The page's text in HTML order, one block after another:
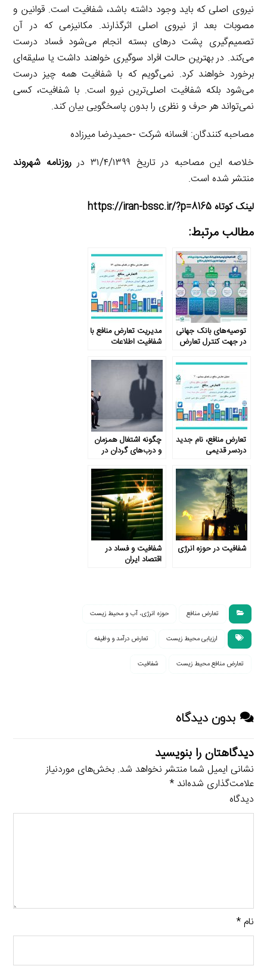
نیروی اصلی که باید وجود داشته باشد، شفافیت است. قوانین و
مصوبات بعد از نیروی اصلی اثرگذارند. مکانیزمی که در آن
تصمیم‌گیری پشت درهای بسته انجام می‌شود فساد درست
می‌کند. در بهترین حالت افراد سوگیری خواهند داشت یا سلیقه‌ای
برخورد خواهند کرد. نمی‌گویم که با شفافیت همه چیز درست
می‌شود بلکه شفافیت اصلی‌ترین نیرو است. با شفافیت، کسی
نمی‌تواند هر حرف و نظری را بدون پاسخگویی بیان کند.
مصاحبه کنندگان: افسانه شرکت -حمیدرضا میرزاده
خلاصه این مصاحبه در تاریخ ۳۱/۴/۱۳۹۹ در
روزنامه شهروند
منتشر شده است.
لینک کوتاه https://iran-bssc.ir/?p=8165
مطالب مرتبط:
توصیه‌های بانک جهانی
در جهت کنترل تعارض
مدیریت تعارض منافع با
شفافیت اطلاعات
تعارض منافع، نام جدید
دردسر قدیمی
چگونه اشتغال همزمان
و درب‌های گردان در
ناکارآمدی منجر می‌شود؟
شفافیت در حوزه انرژی
شفافیت و فساد در
اقتصاد ایران
تعارض منافع حوزه انرژی، آب و محیط زیست
ارزیابی محیط زیست تعارض درآمد و وظیفه
تعارض منافع محیط زیست شفافیت
بدون دیدگاه
دیدگاهتان را بنویسید
نشانی ایمیل شما منتشر نخواهد شد. بخش‌های موردنیاز
علامت‌گذاری شده‌اند*
دیدگاه
نام*